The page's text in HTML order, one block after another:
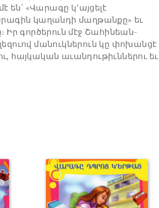
են՝ «Վարագը կ՚այցելէ
կաղանդի մաղթանքը» եւ
Իր գործերուն մէջ Շահինեան-
մանուկներուն կը փոխանցէ
հայկական աւանդութիւններու եւ